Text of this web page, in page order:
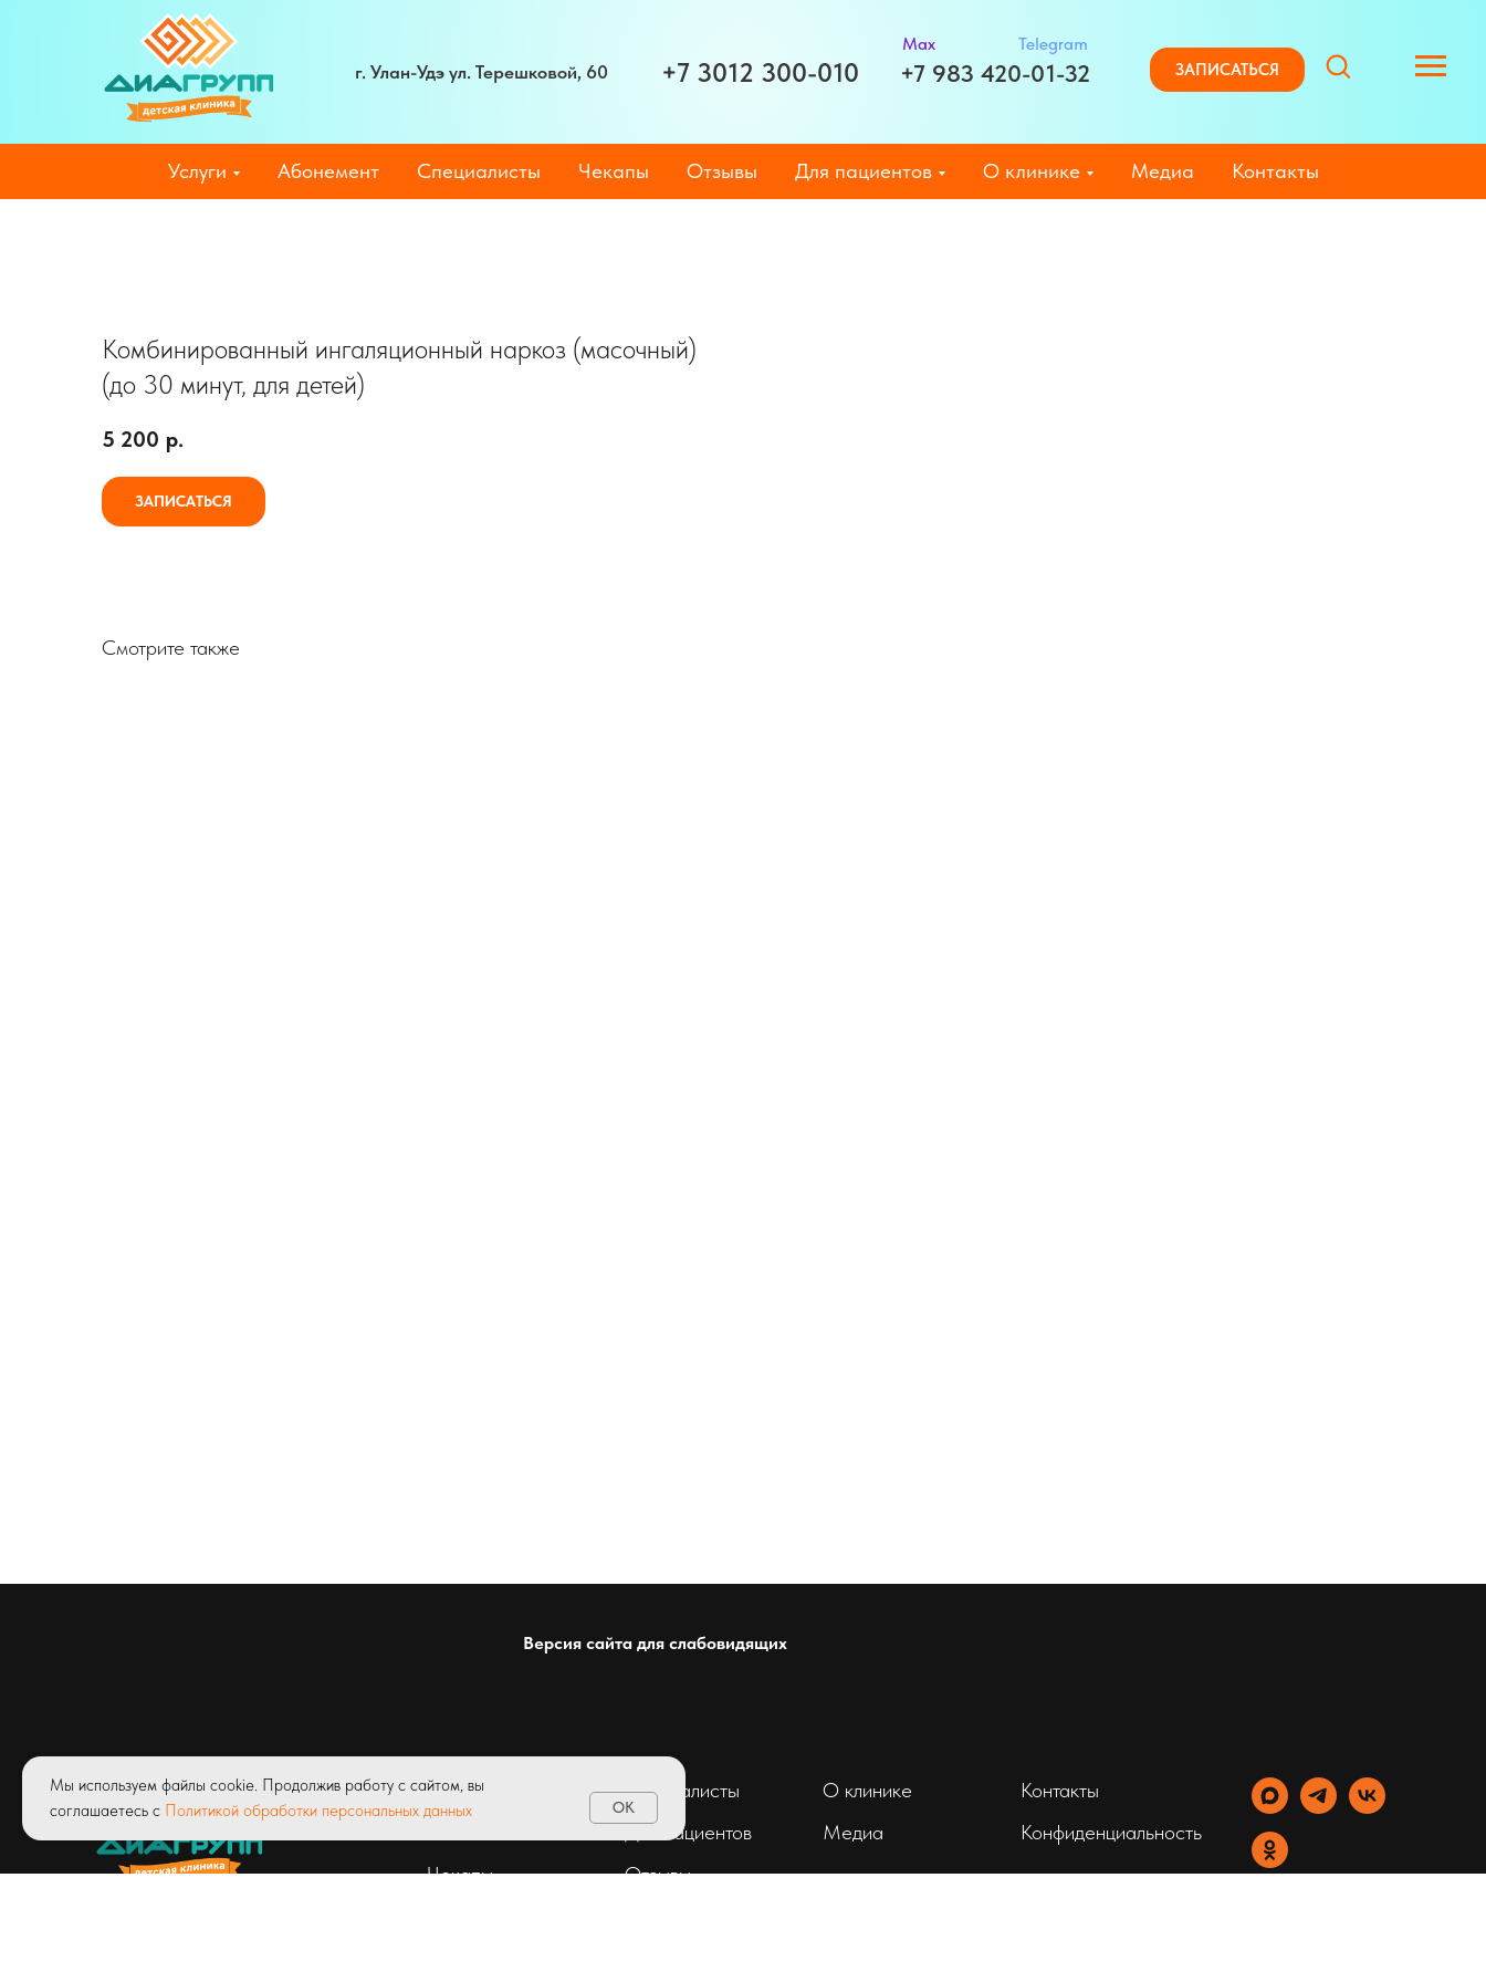
ЗАПИСАТЬСЯ
+7 3012 300-010 +7 983 420-01-32
Max Telegram
г. Улан-Удэ ул. Терешковой, 60
Услуги Абонемент Специалисты Чекапы Отзывы Для пациентов О клинике Медиа Контакты
Мы используем файлы cookie. Продолжив работу с сайтом, вы
соглашаетесь с Политикой обработки персональных данных OK
Комбинированный ингаляционный наркоз (масочный)
(до 30 минут, для детей)
5 200 р.
ЗАПИСАТЬСЯ
Смотрите также
Версия сайта для слабовидящих
Услуги
Чекапы
Специалисты
Для пациентов
Отзывы
О клинике
Медиа
Контакты
Конфиденциальность